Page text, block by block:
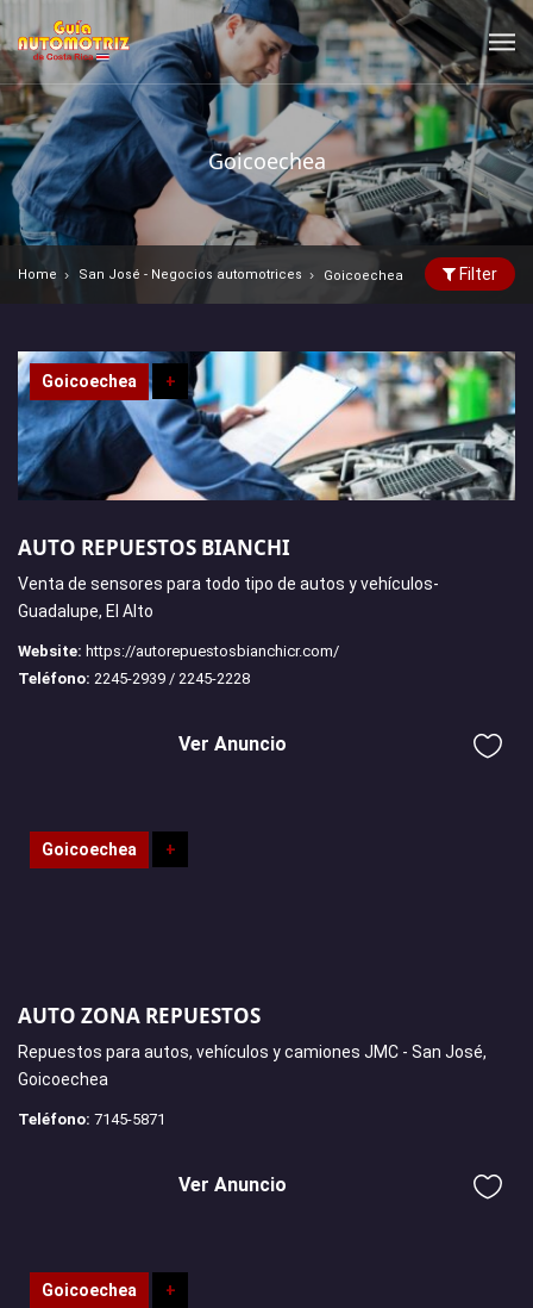
Goicoechea
Home San José - Negocios automotrices Goicoechea Filter
Goicoechea +
AUTO REPUESTOS BIANCHI
Venta de sensores para todo tipo de autos y vehículos-
Guadalupe, El Alto
Website: https://autorepuestosbianchicr.com/
Teléfono: 2245-2939 / 2245-2228
Ver Anuncio
Goicoechea +
AUTO ZONA REPUESTOS
Repuestos para autos, vehículos y camiones JMC - San José,
Goicoechea
Teléfono: 7145-5871
Ver Anuncio
Goicoechea +